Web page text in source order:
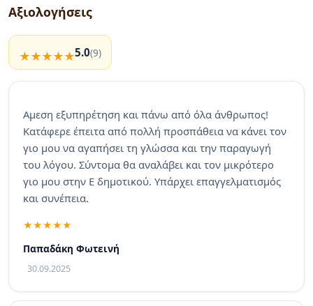
Αξιολογήσεις
5.0(9)
Αμεση εξυπηρέτηση και πάνω από όλα άνθρωπος!
Κατάφερε έπειτα από πολλή προσπάθεια να κάνει τον
γιο μου να αγαπήσει τη γλώσσα και την παραγωγή
του λόγου. Σύντομα θα αναλάβει και τον μικρότερο
γιο μου στην Ε δημοτικού. Υπάρχει επαγγελματισμός
και συνέπεια.
Παπαδάκη Φωτεινή
30.09.2025